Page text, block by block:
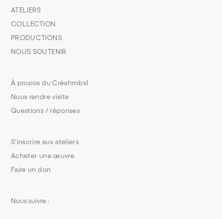
S’inscrire aux ateliers
Acheter une œuvre
Faire un don
À propos du Créahmbxl
Nous rendre visite
Questions / réponses
ATELIERS
COLLECTION
PRODUCTIONS
NOUS SOUTENIR
Nous suivre :